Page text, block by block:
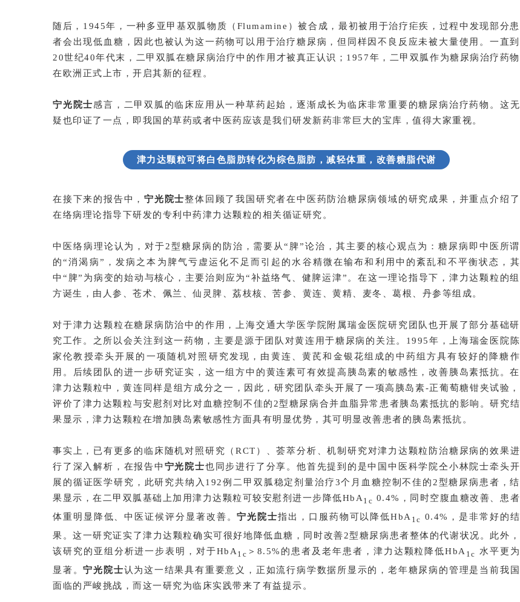
随后，1945年，一种多亚甲基双胍物质（Flumamine）被合成，最初被用于治疗疟疾，过程中发现部分患
者会出现低血糖，因此也被认为这一药物可以用于治疗糖尿病，但同样因不良反应未被大量使用。一直到
20世纪40年代末，二甲双胍在糖尿病治疗中的作用才被真正认识；1957年，二甲双胍作为糖尿病治疗药物
在欧洲正式上市，开启其新的征程。
宁光院士感言，二甲双胍的临床应用从一种草药起始，逐渐成长为临床非常重要的糖尿病治疗药物。这无
疑也印证了一点，即我国的草药或者中医药应该是我们研发新药非常巨大的宝库，值得大家重视。
津力达颗粒可将白色脂肪转化为棕色脂肪，减轻体重，改善糖脂代谢
在接下来的报告中，宁光院士整体回顾了我国研究者在中医药防治糖尿病领域的研究成果，并重点介绍了
在络病理论指导下研发的专利中药津力达颗粒的相关循证研究。
中医络病理论认为，对于2型糖尿病的防治，需要从“脾”论治，其主要的核心观点为：糖尿病即中医所谓
的“消渴病”，发病之本为脾气亏虚运化不足而引起的水谷精微在输布和利用中的紊乱和不平衡状态，其
中“脾”为病变的始动与核心，主要治则应为“补益络气、健脾运津”。在这一理论指导下，津力达颗粒的组
方诞生，由人参、苍术、佩兰、仙灵脾、荔枝核、苦参、黄连、黄精、麦冬、葛根、丹参等组成。
对于津力达颗粒在糖尿病防治中的作用，上海交通大学医学院附属瑞金医院研究团队也开展了部分基础研
究工作。之所以会关注到这一药物，主要是源于团队对黄连用于糖尿病的关注。1995年，上海瑞金医院陈
家伦教授牵头开展的一项随机对照研究发现，由黄连、黄芪和金银花组成的中药组方具有较好的降糖作
用。后续团队的进一步研究证实，这一组方中的黄连素可有效提高胰岛素的敏感性，改善胰岛素抵抗。在
津力达颗粒中，黄连同样是组方成分之一，因此，研究团队牵头开展了一项高胰岛素-正葡萄糖钳夹试验，
评价了津力达颗粒与安慰剂对比对血糖控制不佳的2型糖尿病合并血脂异常患者胰岛素抵抗的影响。研究结
果显示，津力达颗粒在增加胰岛素敏感性方面具有明显优势，其可明显改善患者的胰岛素抵抗。
事实上，已有更多的临床随机对照研究（RCT）、荟萃分析、机制研究对津力达颗粒防治糖尿病的效果进
行了深入解析，在报告中 宁光院士也同步进行了分享。他首先提到的是中国中医科学院仝小林院士牵头开
展的循证医学研究，此研究共纳入192例二甲双胍稳定剂量治疗3个月血糖控制不佳的2型糖尿病患者，结
果显示，在二甲双胍基础上加用津力达颗粒可较安慰剂进一步降低HbA 1c 0.4%，同时空腹血糖改善、患者
体重明显降低、中医证候评分显著改善。宁光院士指出，口服药物可以降低HbA 1c 0.4%，是非常好的结
果。这一研究证实了津力达颗粒确实可很好地降低血糖，同时改善2型糖尿病患者整体的代谢状况。此外，
该研究的亚组分析进一步表明，对于HbA 1c ＞8.5%的患者及老年患者，津力达颗粒降低HbA 1c
水平更为
显著。宁光院士认为这一结果具有重要意义，正如流行病学数据所显示的，老年糖尿病的管理是当前我国
面临的严峻挑战，而这一研究为临床实践带来了有益提示。